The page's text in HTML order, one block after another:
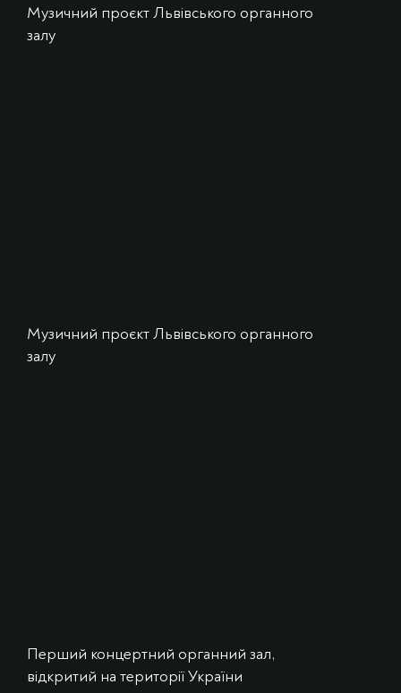
Музичний проєкт Львівського органного
залу
Музичний проєкт Львівського органного
залу
Перший концертний органний зал,
відкритий на території України